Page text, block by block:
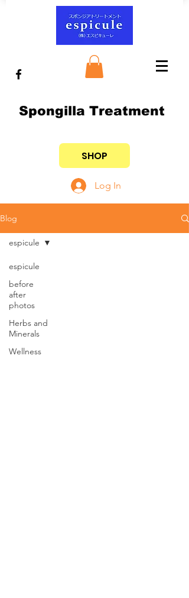
Spongilla Treatment
SHOP
Log In
Blog
espicule
before
after
photos
Herbs and
Minerals
Wellness
espicule